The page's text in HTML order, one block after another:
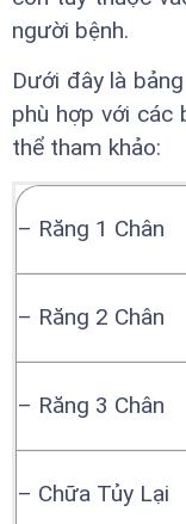
người bệnh.
Dưới đây là
phù hợp với các
thể tham khảo:
– Răng 1 Chân
– Răng 2 Chân
– Răng 3 Chân
– Chữa Tủy Lại